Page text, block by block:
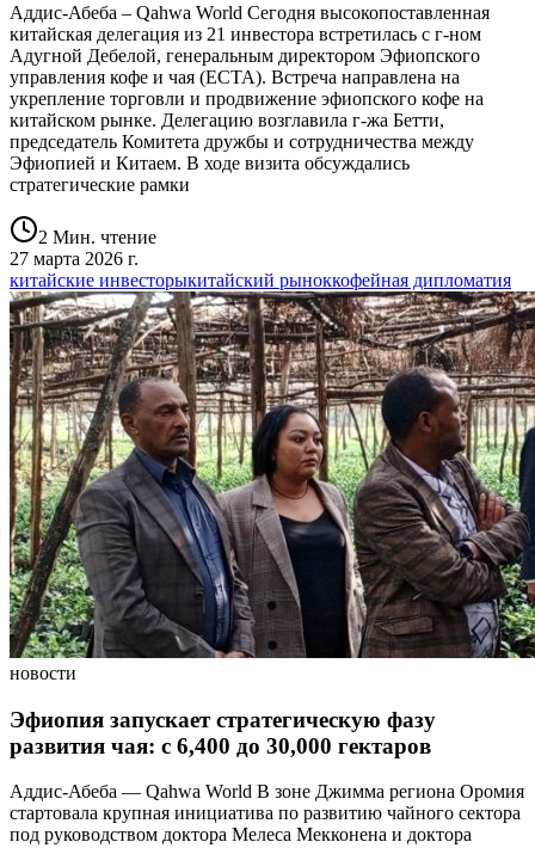
Аддис-Абеба – Qahwa World Сегодня высокопоставленная
китайская делегация из 21 инвестора встретилась с г-ном
Адугной Дебелой, генеральным директором Эфиопского
управления кофе и чая (ECTA). Встреча направлена на
укрепление торговли и продвижение эфиопского кофе на
китайском рынке. Делегацию возглавила г-жа Бетти,
председатель Комитета дружбы и сотрудничества между
Эфиопией и Китаем. В ходе визита обсуждались
стратегические рамки
2 Мин. чтение
27 марта 2026 г.
китайские инвесторыкитайский рыноккофейная дипломатия
новости
Эфиопия запускает стратегическую фазу
развития чая: с 6,400 до 30,000 гектаров
Аддис-Абеба — Qahwa World В зоне Джимма региона Оромия
стартовала крупная инициатива по развитию чайного сектора
под руководством доктора Мелеса Мекконена и доктора